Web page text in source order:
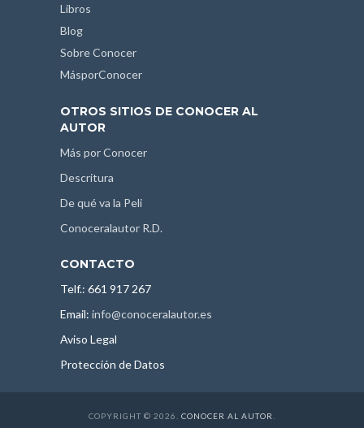
Libros
Blog
Sobre Conocer
MásporConocer
OTROS SITIOS DE CONOCER AL
AUTOR
Más por Conocer
Descritura
De qué va la Peli
Conoceralautor R.D.
CONTACTO
Telf.: 661 917 267
Email: info@conoceralautor.es
Aviso Legal
Protección de Datos
COPYRIGHT © 2026. CONOCER AL AUTOR